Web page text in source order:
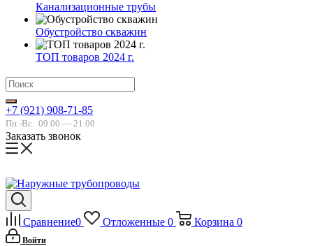
Канализационные трубы
Обустройство скважин
ТОП товаров 2024 г.
+7 (921) 908-71-85
Пн.-Вс. 09.00 — 21.00
Заказать звонок
Сравнение0 Отложенные 0 Корзина 0
Войти